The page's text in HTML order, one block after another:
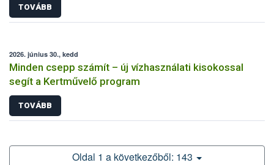
TOVÁBB
2026. június 30., kedd
Minden csepp számít – új vízhasználati kisokossal
segít a Kertművelő program
TOVÁBB
Oldal 1 a következőből: 143